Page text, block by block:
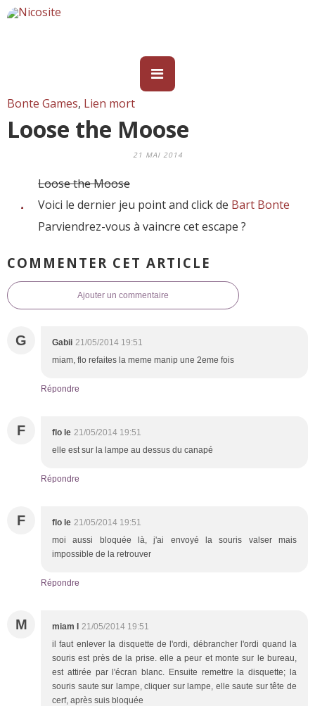
Bonte Games, Lien mort
Loose the Moose
21 MAI 2014
Loose the Moose
Voici le dernier jeu point and click de Bart Bonte
Parviendrez-vous à vaincre cet escape ?
COMMENTER CET ARTICLE
Ajouter un commentaire
G Gabii 21/05/2014 19:51
miam, flo refaites la meme manip une 2eme fois
Répondre
F flo le 21/05/2014 19:51
elle est sur la lampe au dessus du canapé
Répondre
F flo le 21/05/2014 19:51
moi aussi bloquée là, j'ai envoyé la souris valser mais
impossible de la retrouver
Répondre
M miam l 21/05/2014 19:51
il faut enlever la disquette de l'ordi, débrancher l'ordi quand la
souris est près de la prise. elle a peur et monte sur le bureau,
est attirée par l'écran blanc. Ensuite remettre la disquette; la
souris saute sur lampe, cliquer sur lampe, elle saute sur tête de
cerf, après suis bloquée